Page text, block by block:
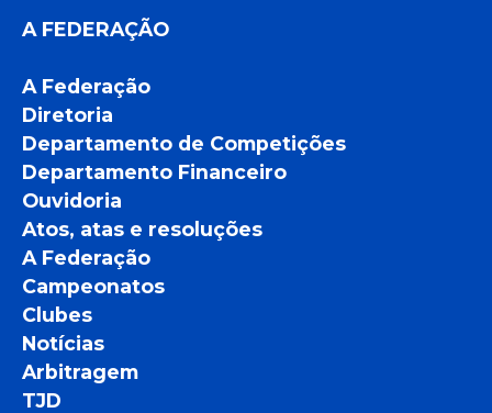
A FEDERAÇÃO
A Federação
Diretoria
Departamento de Competições
Departamento Financeiro
Ouvidoria
Atos, atas e resoluções
A Federação
Campeonatos
Clubes
Notícias
Arbitragem
TJD